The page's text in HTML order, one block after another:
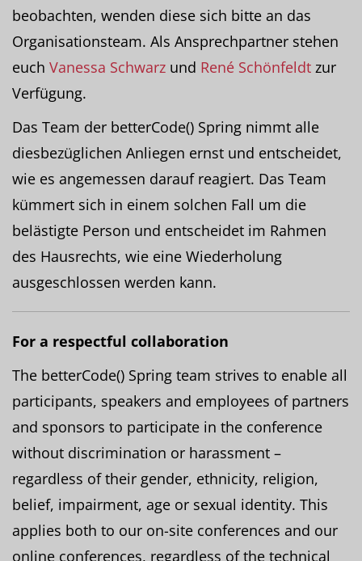
beobachten, wenden diese sich bitte an das
Organisationsteam. Als Ansprechpartner stehen
euch Vanessa Schwarz und René Schönfeldt zur
Verfügung.
Das Team der betterCode() Spring nimmt alle
diesbezüglichen Anliegen ernst und entscheidet,
wie es angemessen darauf reagiert. Das Team
kümmert sich in einem solchen Fall um die
belästigte Person und entscheidet im Rahmen
des Hausrechts, wie eine Wiederholung
ausgeschlossen werden kann.
For a respectful collaboration
The betterCode() Spring team strives to enable all
participants, speakers and employees of partners
and sponsors to participate in the conference
without discrimination or harassment –
regardless of their gender, ethnicity, religion,
belief, impairment, age or sexual identity. This
applies both to our on-site conferences and our
online conferences, regardless of the technical